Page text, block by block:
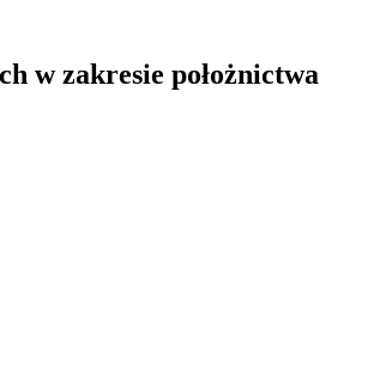
w zakresie położnictwa